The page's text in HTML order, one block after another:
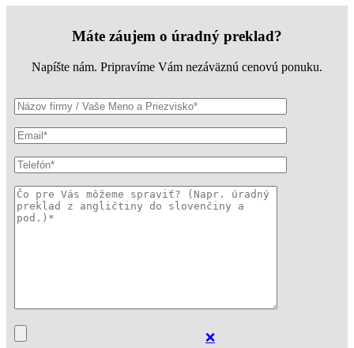
Máte záujem o úradný preklad?
Napíšte nám. Pripravíme Vám nezáväznú cenovú ponuku.
❌